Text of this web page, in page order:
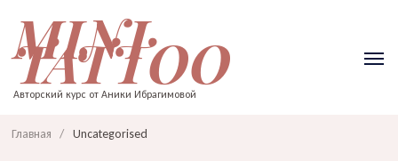
MINI
TATTOO
Авторский курс от Аники Ибрагимовой
Главная / Uncategorised